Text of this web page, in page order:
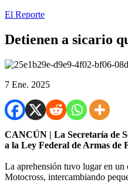
El Reporte
Detienen a sicario
7 Ene. 2025
CANCÚN | La Secretaría de
a la Ley Federal de Armas de
La aprehensión tuvo lugar en
Motocross, intercambiando